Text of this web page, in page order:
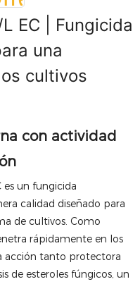
EC | Fungicida
una
cultivos
con actividad
es un fungicida
calidad diseñado para
de cultivos. Como
rápidamente en los
acción tanto protectora
de esteroles fúngicos, un